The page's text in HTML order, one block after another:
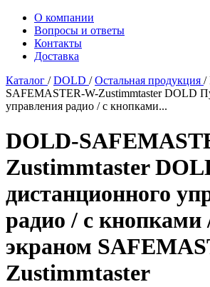
О компании
Вопросы и ответы
Контакты
Доставка
Каталог /DOLD /Остальная продукция /
SAFEMASTER-W-Zustimmtaster DOLD
управления радио / с кнопками...
DOLD-
Zustimmtaster
дистанционного
радио / с кнопками
экраном
Zustimmtaster